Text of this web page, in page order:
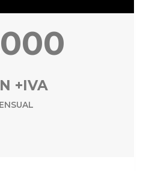
+IVA